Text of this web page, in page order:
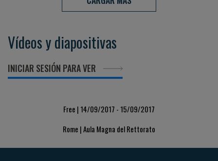
Vídeos y diapositivas
INICIAR SESIÓN PARA VER
Free | 14/09/2017 - 15/09/2017
Rome | Aula Magna del Rettorato